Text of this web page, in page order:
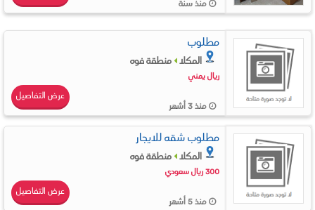
منذ سنة
مطلوب
المكلا منطقة فوه
ريال يمني
منذ 3 أشهر
عرض التفاصيل
مطلوب شقه للايجار
المكلا منطقة فوه
300 ريال سعودي
منذ 5 أشهر
عرض التفاصيل